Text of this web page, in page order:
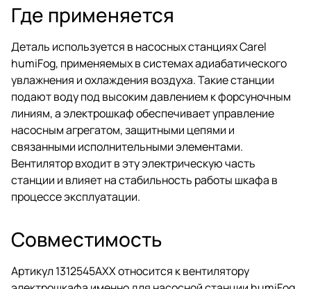
Где применяется
Деталь используется в насосных станциях Carel
humiFog, применяемых в системах адиабатического
увлажнения и охлаждения воздуха. Такие станции
подают воду под высоким давлением к форсуночным
линиям, а электрошкаф обеспечивает управление
насосным агрегатом, защитными цепями и
связанными исполнительными элементами.
Вентилятор входит в эту электрическую часть
станции и влияет на стабильность работы шкафа в
процессе эксплуатации.
Совместимость
Артикул 1312545AXX относится к вентилятору